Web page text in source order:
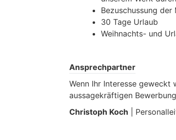
Bezuschussung
30 Tage Urlaub
Weihnachts- und
Ansprechpartner
Wenn Ihr Interesse geweckt
aussagekräftigen
Christoph Koch |